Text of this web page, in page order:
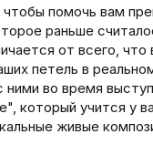
чтобы помочь вам
раньше
от всего,
петель в
ними во время
который учится у
живые